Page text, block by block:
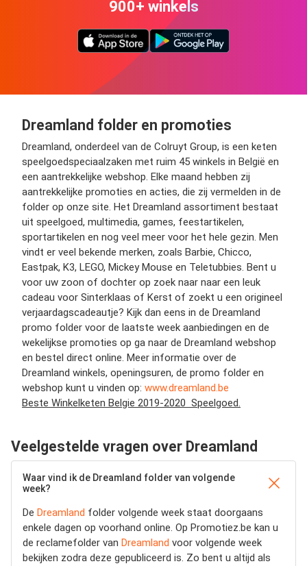
900+ winkels
Dreamland folder en promoties
Dreamland, onderdeel van de Colruyt Group, is een keten
speelgoedspeciaalzaken met ruim 45 winkels in België en
een aantrekkelijke webshop. Elke maand hebben zij
aantrekkelijke promoties en acties, die zij vermelden in de
folder op onze site. Het Dreamland assortiment bestaat
uit speelgoed, multimedia, games, feestartikelen,
sportartikelen en nog veel meer voor het hele gezin. Men
vindt er veel bekende merken, zoals Barbie, Chicco,
Eastpak, K3, LEGO, Mickey Mouse en Teletubbies. Bent u
voor uw zoon of dochter op zoek naar naar een leuk
cadeau voor Sinterklaas of Kerst of zoekt u een origineel
verjaardagscadeautje? Kijk dan eens in de Dreamland
promo folder voor de laatste week aanbiedingen en de
wekelijkse promoties op ga naar de Dreamland webshop
en bestel direct online. Meer informatie over de
Dreamland winkels, openingsuren, de promo folder en
webshop kunt u vinden op: www.dreamland.be
Beste Winkelketen Belgie 2019-2020 Speelgoed.
Veelgestelde vragen over Dreamland
Waar vind ik de Dreamland folder van volgende
week?
De Dreamland folder volgende week staat doorgaans
enkele dagen op voorhand online. Op Promotiez.be kan u
de reclamefolder van Dreamland voor volgende week
bekijken zodra deze gepubliceerd is. Zo bent u altijd als